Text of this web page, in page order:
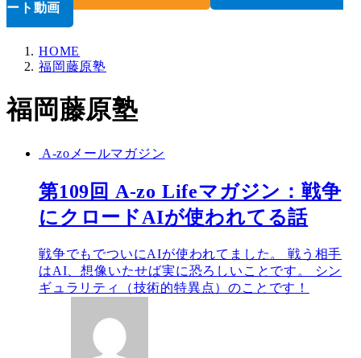
ート動画
HOME
福岡藤原塾
福岡藤原塾
A-zoメールマガジン
第109回 A-zo Lifeマガジン：戦争
にクロードAIが使われてる話
戦争でもでついにAIが使われてました。 戦う相手
はAI、想像いたせば実に恐ろしいことです。 シン
ギュラリティ（技術的特異点）のことです！